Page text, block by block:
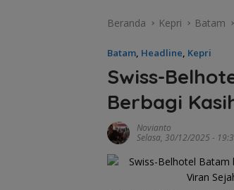
Beranda Kepri Batam
Batam, Headline, Kepri
Swiss-
Berbagi
Novianto
Selasa, 30/12/2025 -